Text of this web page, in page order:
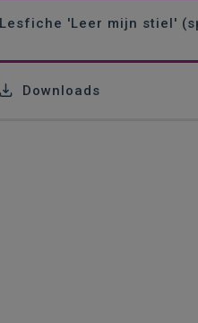
Lesfiche 'Leer mijn stiel'
Downloads